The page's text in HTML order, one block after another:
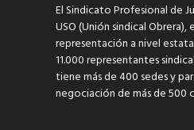
El Sindicato Profesional de
USO (Unión sindical
representación a nivel
11.000 representantes
tiene más de 400 sedes y
negociación de más de 500